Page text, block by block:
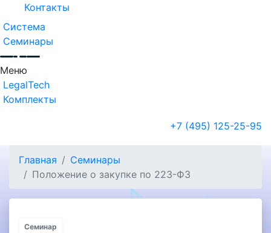
Контакты
Система
Семинары
Меню
LegalTech
Комплекты
+7 (495) 125-25-95
Главная
Семинары
Положение о закупке по 223-ФЗ
Семинар